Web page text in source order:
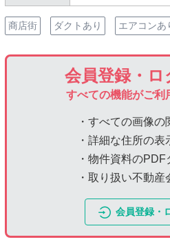
商店街 ダクトあり エアコンあ
会員登録・ロ
すべての機能がご利
・すべての画像の
・詳細な住所の表
・物件資料の
・取り扱い不動産
会員登録・